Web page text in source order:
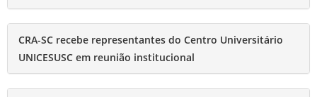
CRA-SC recebe representantes do Centro Universitário
UNICESUSC em reunião institucional